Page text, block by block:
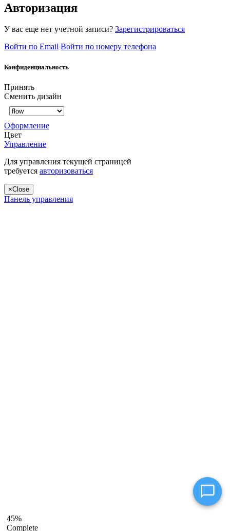
Авторизация
У вас еще нет учетной записи? Зарегистрироваться
Войти по Email Войти по номеру телефона
Конфиденциальность
Принять
Сменить дизайн
Оформление
Цвет
Управление
Для управления текущей страницей
требуется авторизоваться
×Close
Панель управления
45%
Complete